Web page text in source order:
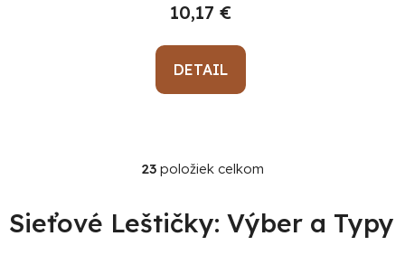
10,17 €
DETAIL
O
l
á
23 položiek celkom
Sieťové Leštičky: Výber a Typy